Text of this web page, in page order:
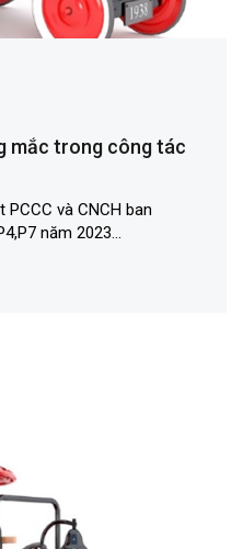
mắc trong công tác
và CNCH ban
năm 2023...